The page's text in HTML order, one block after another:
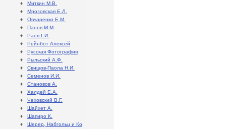
♦ Миткин М.В.
♦ Мрозовская Е.Л.
♦ Овчаренко Е.М.
♦ Панов М.М.
♦ Раев Г.И.
♦ Рейнбот Алексей
♦ Русская Фотография
♦ Рыльский А.Ф.
♦ Свищов-Паола Н.И.
♦ Семенов И.И.
♦ Становов А.
♦ Халдей Е.А.
♦ Чеховский В.Г.
♦ Шайхет А.
♦ Шапиро К.
♦ Шерер, Набгольц и Ко